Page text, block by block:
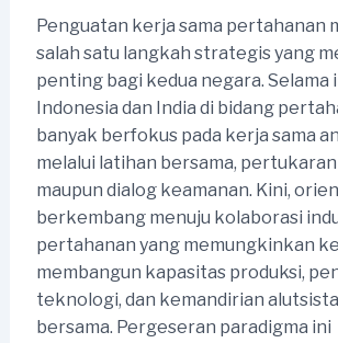
Penguatan kerja sama pertahanan
salah satu langkah strategis yang
penting bagi kedua negara. Selama
Indonesia dan India di bidang
banyak berfokus pada kerja sama
melalui latihan bersama,
maupun dialog keamanan. Kini,
berkembang menuju kolaborasi
pertahanan yang memungkinkan
membangun kapasitas produksi,
teknologi, dan kemandirian
bersama. Pergeseran paradigma ini